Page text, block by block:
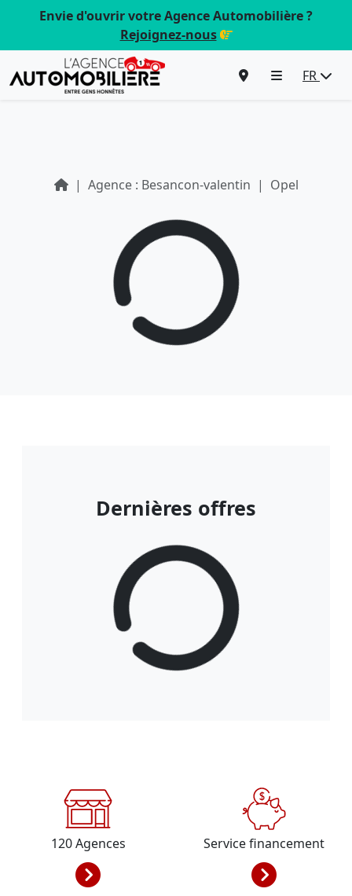
Envie d'ouvrir votre Agence Automobilière ?
Rejoignez-nous
FR
Agence : Besancon-valentin Opel
Dernières offres
120Agences Service financement